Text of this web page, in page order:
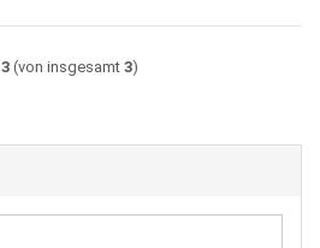
3(von insgesamt 3)